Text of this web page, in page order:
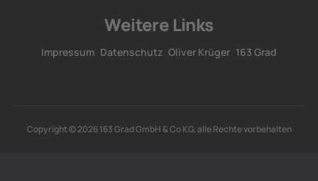
Weitere Links
Impressum Datenschutz Oliver Krüger 163 Grad
Copyright © 2026 163 Grad GmbH & Co KG, alle Rechte vorbehalten